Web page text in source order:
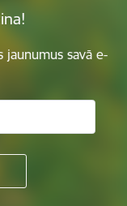
jaunumus savā e-